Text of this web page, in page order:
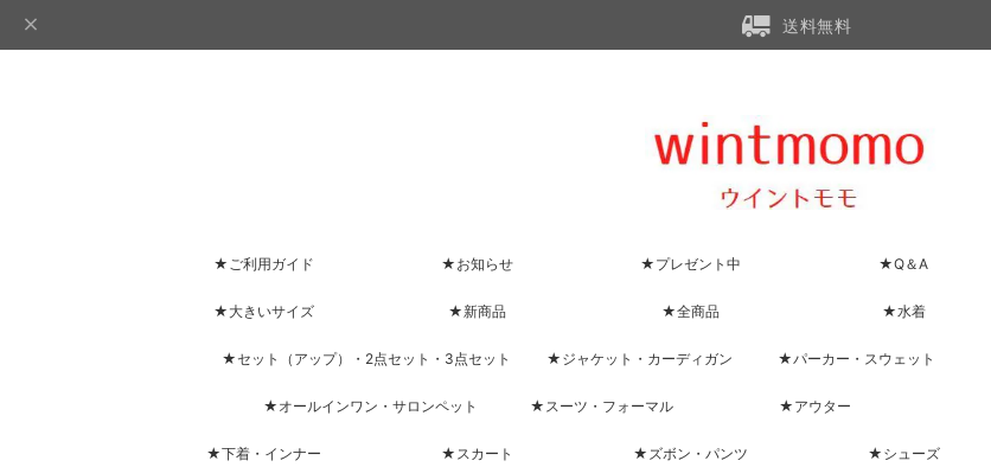
送料無料
★ご利用ガイド ★お知らせ ★プレゼント中 ★Q＆A
★大きいサイズ ★新商品 ★全商品 ★水着
★セット（アップ）・2点セット・3点セット ★ジャケット・カーディガン ★パーカー・スウェット
★オールインワン・サロンペット ★スーツ・フォーマル ★アウター
★下着・インナー ★スカート ★ズボン・パンツ ★シューズ